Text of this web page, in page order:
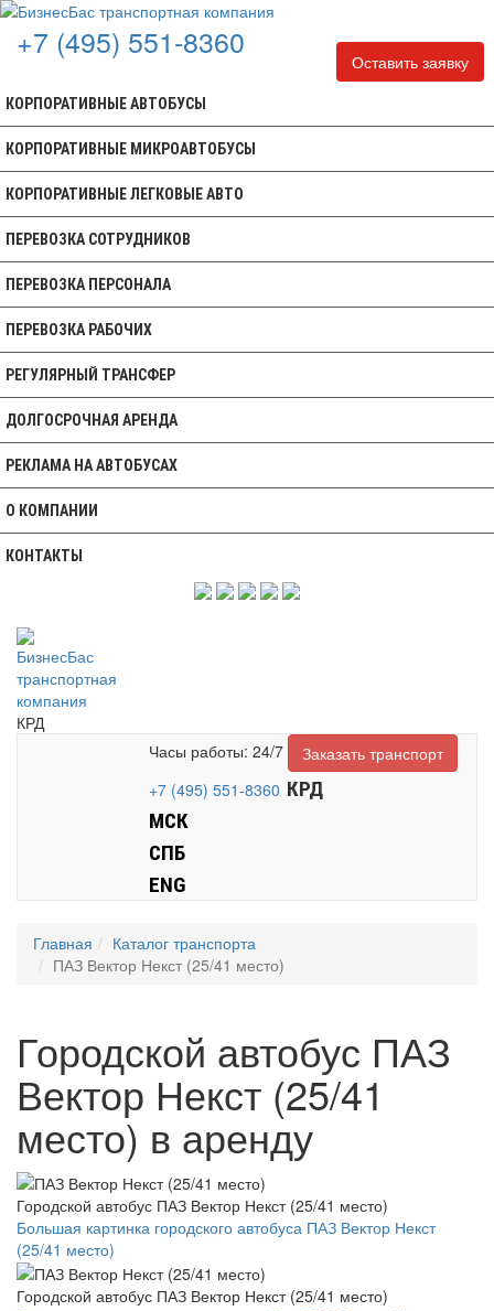
Оставить заявку
КОРПОРАТИВНЫЕ АВТОБУСЫ
КОРПОРАТИВНЫЕ МИКРОАВТОБУСЫ
КОРПОРАТИВНЫЕ ЛЕГКОВЫЕ АВТО
ПЕРЕВОЗКА СОТРУДНИКОВ
ПЕРЕВОЗКА ПЕРСОНАЛА
ПЕРЕВОЗКА РАБОЧИХ
РЕГУЛЯРНЫЙ ТРАНСФЕР
ДОЛГОСРОЧНАЯ АРЕНДА
РЕКЛАМА НА АВТОБУСАХ
О КОМПАНИИ
КОНТАКТЫ
+7 (495) 551-8360
КРД
Часы работы: 24/7
Заказать транспорт
+7 (495) 551-8360 КРД
МСК
СПБ
ENG
Главная
Каталог транспорта
ПАЗ Вектор Некст (25/41 место)
Городской автобус ПАЗ
Вектор Некст (25/41
место) в аренду
Городской автобус ПАЗ Вектор Некст (25/41 место)
Большая картинка городского автобуса ПАЗ Вектор Некст
(25/41 место)
Городской автобус ПАЗ Вектор Некст (25/41 место)